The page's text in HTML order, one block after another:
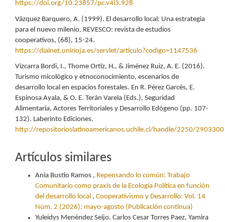
https://doi.org/10.23857/pc.v4i3.928
Vázquez Barquero, A. (1999). El desarrollo local: Una estrategia
para el nuevo milenio. REVESCO: revista de estudios
cooperativos, (68), 15-24.
https://dialnet.unirioja.es/servlet/articulo?codigo=1147536
Vizcarra Bordi, I., Thome Ortiz, H., & Jiménez Ruiz, A. E. (2016).
Turismo micológico y etnoconocimiento, escenarios de
desarrollo local en espacios forestales. En R. Pérez Garcés, E.
Espinosa Ayala, & O. E. Terán Varela (Eds.), Seguridad
Alimentaria, Actores Territoriales y Desarrollo Edógeno (pp. 107-
132). Laberinto Ediciones.
http://repositorioslatinoamericanos.uchile.cl/handle/2250/2903300
Artículos similares
Ania Bustio Ramos , Repensando lo común: Trabajo
Comunitario como praxis de la Ecología Política en función
del desarrollo local , Cooperativismo y Desarrollo: Vol. 14
Núm. 2 (2026): mayo-agosto (Publicación continua)
Yuleidys Menéndez Seijo, Carlos Cesar Torres Paez, Yamira